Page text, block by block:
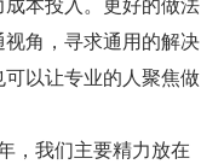
角，寻求通用的解决
以让专业的人聚焦做
，我们主要精力放在